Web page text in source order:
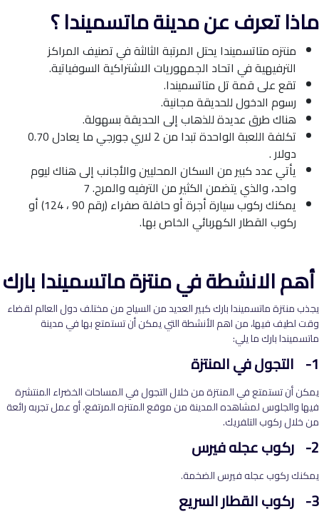
ماذا تعرف عن مدينة ماتسميندا ؟
منتزه متاتسميندا يحتل المرتبة الثالثة في تصنيف المراكز
الترفيهية في اتحاد الجمهوريات الاشتراكية السوفياتية.
تقع على قمة تل متاتسميندا.
رسوم الدخول للحديقة مجانية.
هناك طرق عديدة للذهاب إلى الحديقة بسهولة.
تكلفة اللعبة الواحدة تبدا من 2 لاري جورجي ما يعادل 0.70
دولار .
يأتي عدد كبير من السكان المحليين والأجانب إلى هناك ليوم
واحد، والذي يتضمن الكثير من الترفيه والمرح. 7
يمكنك ركوب سيارة أجرة أو حافلة صفراء (رقم 90 ، 124) أو
ركوب القطار الكهربائي الخاص بها.
أهم الانشطة في منتزة ماتسميندا بارك
يجذب منتزة ماتسميندا بارك كبير العديد من السياح من مختلف دول العالم لقضاء
وقت لطيف فيها، من اهم الأنشطة التي يمكن أن تستمتع بها في مدينة
ماتسميندا بارك ما يلي:
1- التجول في المنتزة
يمكن أن تستمتع في المنتزة من خلال التجول في المساحات الخضراء المنتشرة
فيها والجلوس لمشاهده المدينة من موقع المتنزه المرتفع، أو عمل تجربه رائعة
من خلال ركوب التلفريك.
2- ركوب عجله فيرس
يمكنك ركوب عجله فيرس الضخمة.
3- ركوب القطار السريع